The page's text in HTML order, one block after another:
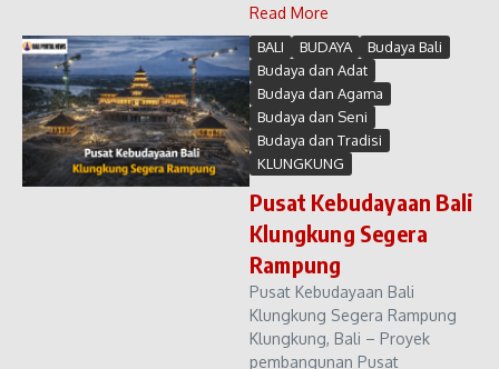
Read More
BALI BUDAYA
Budaya Bali
Budaya dan Adat
Budaya dan Agama
Budaya dan Seni
Budaya dan Tradisi
KLUNGKUNG
Pusat Kebudayaan Bali
Klungkung Segera
Rampung
Pusat Kebudayaan Bali
Klungkung Segera Rampung
Klungkung, Bali – Proyek
pembangunan Pusat